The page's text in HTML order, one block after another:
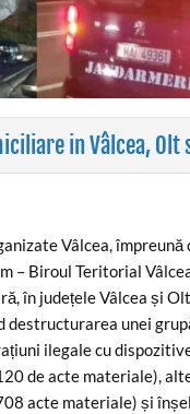
in Vâlcea,
Vâlcea,
Biroul Teritorial
în județele Vâlcea și
unei
ilegale cu
de acte materiale),
acte materiale) și